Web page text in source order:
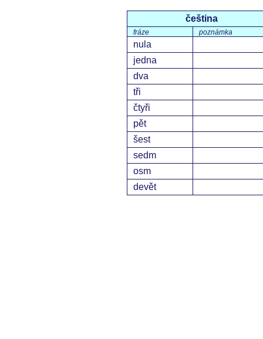
čeština
fráze poznámka
nula
jedna
dva
tři
čtyři
pět
šest
sedm
osm
devět